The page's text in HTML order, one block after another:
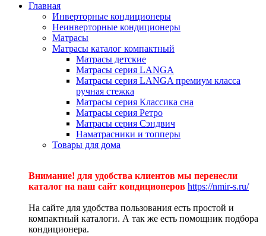
Главная
Инверторные кондиционеры
Неинверторные кондиционеры
Матрасы
Матрасы каталог компактный
Матрасы детские
Матрасы серия LANGA
Матрасы серия LANGA премиум класса
ручная стежка
Матрасы серия Классика сна
Матрасы серия Ретро
Матрасы серия Сэндвич
Наматрасники и топперы
Товары для дома
Внимание! для удобства клиентов мы перенесли
каталог на наш сайт кондиционеров https://nmir-s.ru/
На сайте для удобства пользования есть простой и
компактный каталоги. А так же есть помощник подбора
кондиционера.